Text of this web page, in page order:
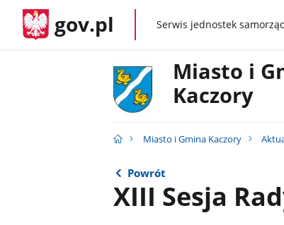
gov.pl gov.plSerwis jednostek
Miasto i
Kaczory
Miasto i Gmina Kaczory
Powrót
XIII Sesja